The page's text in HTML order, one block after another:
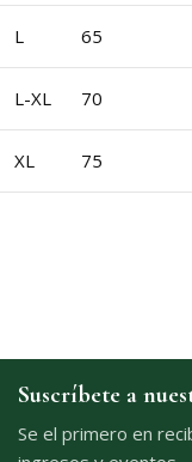
L 65
L-XL 70
XL 75
Suscríbete a
Se el primero en